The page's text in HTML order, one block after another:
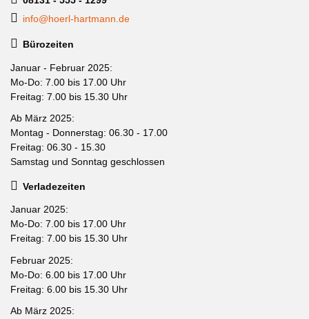
info@hoerl-hartmann.de
Bürozeiten
Januar - Februar 2025:
Mo-Do: 7.00 bis 17.00 Uhr
Freitag: 7.00 bis 15.30 Uhr
Ab März 2025:
Montag - Donnerstag: 06.30 - 17.00
Freitag: 06.30 - 15.30
Samstag und Sonntag geschlossen
Verladezeiten
Januar 2025:
Mo-Do: 7.00 bis 17.00 Uhr
Freitag: 7.00 bis 15.30 Uhr
Februar 2025:
Mo-Do: 6.00 bis 17.00 Uhr
Freitag: 6.00 bis 15.30 Uhr
Ab März 2025: